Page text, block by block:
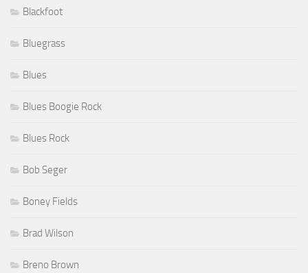
Blackfoot
Bluegrass
Blues
Blues Boogie Rock
Blues Rock
Bob Seger
Boney Fields
Brad Wilson
Breno Brown